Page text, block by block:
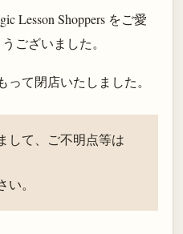
Lesson Shoppers をご愛
ございました。
って閉店いたしました。
して、ご不明点等は
い。